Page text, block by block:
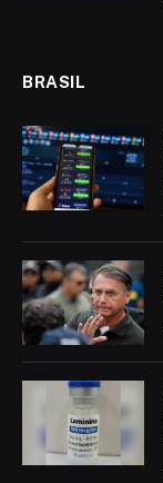
BRASIL